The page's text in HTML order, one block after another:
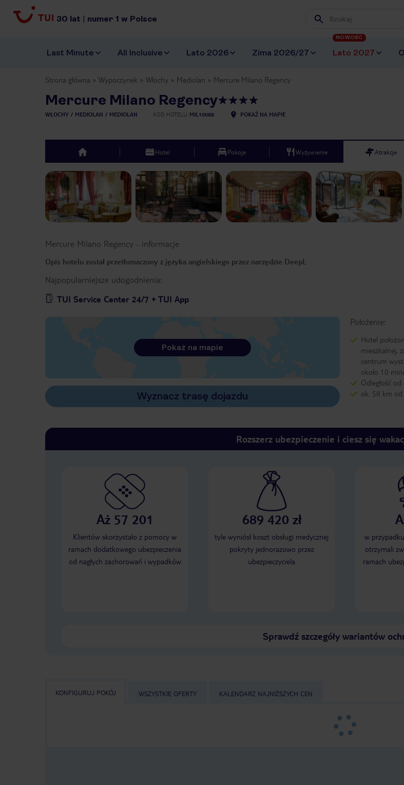
30 lat | numer 1 w Polsce Wpisz frazę, której
Last Minute All Inclusive Lato 2026 Zima 2026/27 Lato 2027
NOWOŚĆ
Strona główna Wypoczynek Włochy Mediolan Mercure Milano Regency
Mercure Milano Regency
WŁOCHY MEDIOLAN MEDIOLAN KOD HOTELU MIL10088 POKAŻ NA MAPIE
top Hotel Pokoje Wyżywienie Atrakcje
Previous slide
Mercure Milano Regency - informacje
Opis hotelu został przetłumaczony z języka angielskiego przez narzędzie DeepL
Najpopularniejsze udogodnienia:
TUI Service Center 24/7 + TUI App
Położenie:
Hotel
mieszkalnej,
centrum
około 10
Odległość
ok. 58 km od
Pokaż na mapie
Wyznacz trasę dojazdu
Rozszerz ubezpieczenie i ciesz się
Aż 57 201
Klientów skorzystało z pomocy w
ramach dodatkowego ubezpieczenia
od nagłych zachorowań i wypadków
689 420 zł
tyle wyniósł koszt obsługi medycznej
pokryty jednorazowo przez
ubezpieczyciela
w
otrzymali
ramach
Sprawdź szczegóły wariantów
KONFIGURUJ POKÓJ WSZYSTKIE OFERTY KALENDARZ NAJNIŻSZYCH CEN